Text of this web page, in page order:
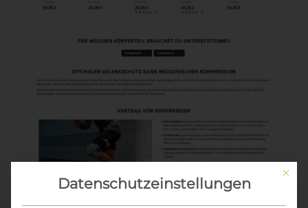
Mit
Datenschutzeinstellungen